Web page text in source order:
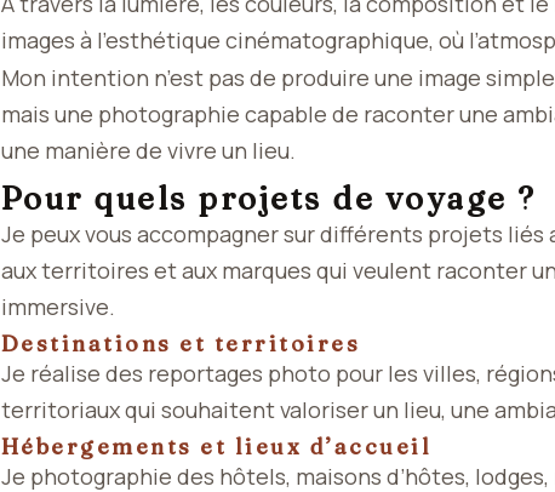
images à l’esthétique cinématographique, où
Mon intention n’est pas de produire une image
mais une photographie capable de raconter une
une manière de vivre un lieu.
Pour quels projets de voyage ?
Je peux vous accompagner sur différents projets liés
aux territoires et aux marques qui veulent raconter
immersive.
Destinations et territoires
Je réalise des reportages photo pour les villes,
territoriaux qui souhaitent valoriser un lieu, une
Hébergements et lieux d’accueil
Je photographie des hôtels, maisons d’hôtes,